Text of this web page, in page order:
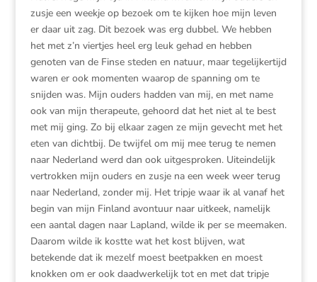
zusje een weekje op bezoek om te kijken hoe mijn leven
er daar uit zag. Dit bezoek was erg dubbel. We hebben
het met z’n viertjes heel erg leuk gehad en hebben
genoten van de Finse steden en natuur, maar tegelijkertijd
waren er ook momenten waarop de spanning om te
snijden was. Mijn ouders hadden van mij, en met name
ook van mijn therapeute, gehoord dat het niet al te best
met mij ging. Zo bij elkaar zagen ze mijn gevecht met het
eten van dichtbij. De twijfel om mij mee terug te nemen
naar Nederland werd dan ook uitgesproken. Uiteindelijk
vertrokken mijn ouders en zusje na een week weer terug
naar Nederland, zonder mij. Het tripje waar ik al vanaf het
begin van mijn Finland avontuur naar uitkeek, namelijk
een aantal dagen naar Lapland, wilde ik per se meemaken.
Daarom wilde ik kostte wat het kost blijven, wat
betekende dat ik mezelf moest beetpakken en moest
knokken om er ook daadwerkelijk tot en met dat tripje